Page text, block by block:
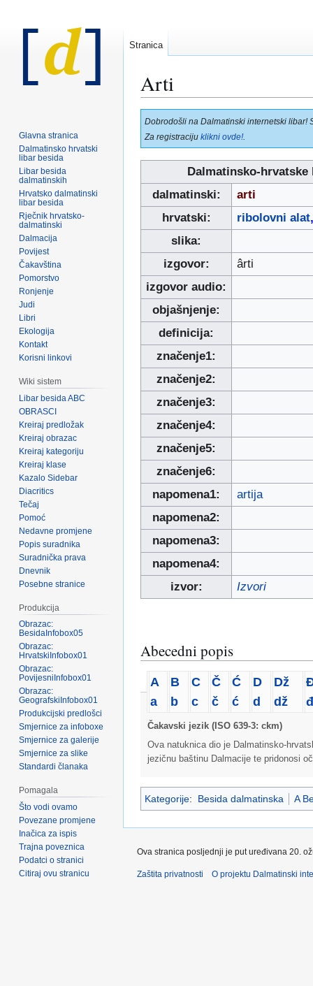
Arti
Prijeđi
na
navigaciju
Prijeđi
na
pretraživanje
Dobrodošli na Dalmatinski internetski libar!
Za registraciju klikni ovde!
Dalmatinsko-hrvatske
dalmatinski:
arti
hrvatski:
ribolovni alat
slika:
izgovor:
ârti
izgovor audio:
objašnjenje:
definicija:
značenje1:
značenje2:
značenje3:
značenje4:
značenje5:
značenje6:
napomena1:
artija
napomena2:
napomena3:
napomena4:
izvor:
Izvori
Abecedni popis
A
a
B
b
C
c
Č
č
Ć
ć
D
d
Dž
dž
đ
Čakavski jezik (ISO 639-3: ckm)
Ova natuknica dio je Dalmatinsko-
jezičnu baštinu Dalmacije te pridonosi
Kategorije: Besida dalmatinska A
Stranica
Glavna stranica
Dalmatinsko hrvatski
libar besida
Libar besida
dalmatinskih
Hrvatsko dalmatinski
libar besida
Rječnik hrvatsko-
dalmatinski
Dalmacija
Povijest
Čakavština
Pomorstvo
Ronjenje
Judi
Libri
Ekologija
Kontakt
Korisni linkovi
Wiki sistem
Libar besida ABC
OBRASCI
Kreiraj predložak
Kreiraj obrazac
Kreiraj kategoriju
Kreiraj klase
Kazalo Sidebar
Diacritics
Tečaj
Pomoć
Nedavne promjene
Popis suradnika
Suradnička prava
Dnevnik
Posebne stranice
Produkcija
Obrazac:
BesidaInfobox05
Obrazac:
HrvatskiInfobox01
Obrazac:
PovijesniInfobox01
Obrazac:
GeografskiInfobox01
Produkcijski predlošci
Smjernice za infoboxe
Smjernice za galerije
Smjernice za slike
Standardi članaka
Pomagala
Što vodi ovamo
Povezane promjene
Inačica za ispis
Trajna poveznica
Podatci o stranici
Citiraj ovu stranicu
Ova stranica posljednji je put uređivana 20.
Zaštita privatnosti O projektu Dalmatinski